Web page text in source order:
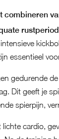
combineren
essentieel
gedurende
Dit geeft je
spierpijn,
cardio,